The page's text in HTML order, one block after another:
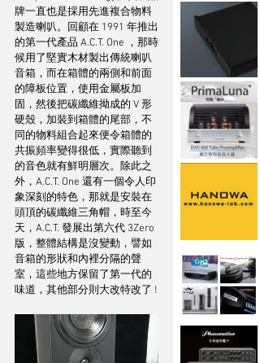
牌一直也是採用先進複合物料
製造喇叭。回顧在 1991 年推出
的第一代產品 A.C.T. One ，那時
候用了堅實木材製出傳統喇叭
音箱，而在箱體的兩側和前面
的障板位置，使用金屬板加
固，然後把碳纖維拗成的 V 形
硬殼，加裝到箱體的尾部，不
同的物料組合起來便令箱體的
共振頻率變得很低，實際聽到
的音色就有鮮明層次。除此之
外，A.C.T. One 還有一個令人印
象深刻的特色，那就是安裝在
頭頂的碳纖維三角帽，時至今
天，A.C.T. 發展出第六代 3Zero
版，整體結構是沒變動，譬如
音箱的形狀和內裡分隔的聲
室，這些地方保留了第一代的
味道，其他部分則大改特改了 !